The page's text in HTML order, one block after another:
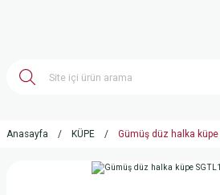
Anasayfa KÜPE Gümüş düz halka küpe